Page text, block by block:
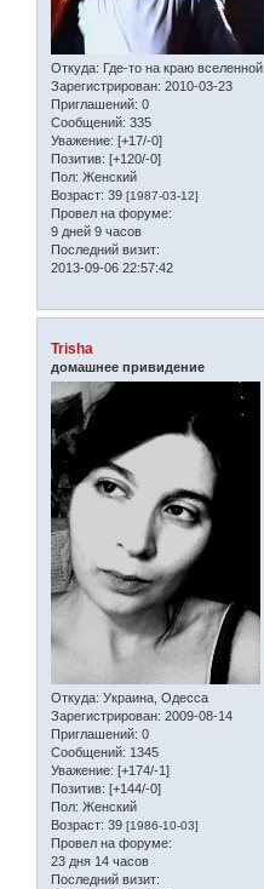
Откуда: Где-то на краю вселенной
Зарегистрирован: 2010-03-23
Приглашений: 0
Сообщений: 335
Уважение: [+17/-0]
Позитив: [+120/-0]
Пол: Женский
Возраст: 39 [1987-03-12]
Провел на форуме:
9 дней 9 часов
Последний визит:
2013-09-06 22:57:42
Trisha
домашнее привидение
Откуда: Украина, Одесса
Зарегистрирован: 2009-08-14
Приглашений: 0
Сообщений: 1345
Уважение: [+174/-1]
Позитив: [+144/-0]
Пол: Женский
Возраст: 39 [1986-10-03]
Провел на форуме:
23 дня 14 часов
Последний визит: